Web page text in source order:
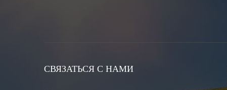
СВЯЗАТЬСЯ С НАМИ